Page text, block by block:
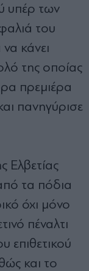
υπέρ των
του
κάνει
της οποίας
πρεμιέρα
πανηγύρισε
Ελβετίας
τα πόδια
όχι μόνο
πέναλτι
επιθετικού
και το